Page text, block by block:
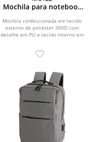
Mochila para notebook
Mochila confeccionada em tecido
externo de poliéster 300D com
detalhe em PU e tecido interno em